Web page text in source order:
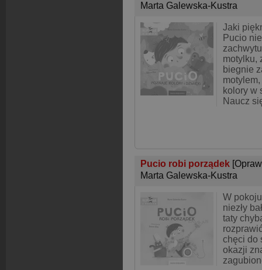
Marta Galewska-Kustra
Jaki
Pucio
motylku,
biegnie
kolory w
Naucz
Pucio robi porządek
Marta Galewska-Kustra
W
niezły
taty
chęci do
okazji